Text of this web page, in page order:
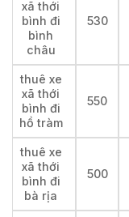
xã thới
bình đi
bình
châu
530
thuê xe
xã thới
bình đi
hồ tràm
550
thuê xe
xã thới
bình đi
bà rịa
500